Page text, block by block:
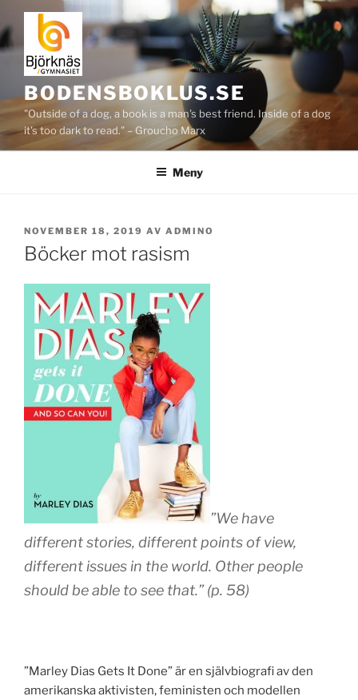
Hoppa
till
innehåll
BODENSBOKLUS.SE
"Outside of a dog, a book is a man's best friend. Inside of a dog
it's too dark to read." – Groucho Marx
Meny
PUBLICERAT
NOVEMBER 18, 2019 AV ADMINO
Böcker mot rasism
”We have
different stories, different points of view,
different issues in the world. Other people
should be able to see that.” (p. 58)
”Marley Dias Gets It Done” är en självbiografi av den
amerikanska aktivisten, feministen och modellen